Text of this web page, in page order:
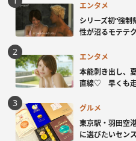
エンタメ
シリーズ初“強
性が沼るモテテ
エンタメ
本能剥き出し、
直線♡ 早くも走
グルメ
東京駅・羽田空
に選びたいセン